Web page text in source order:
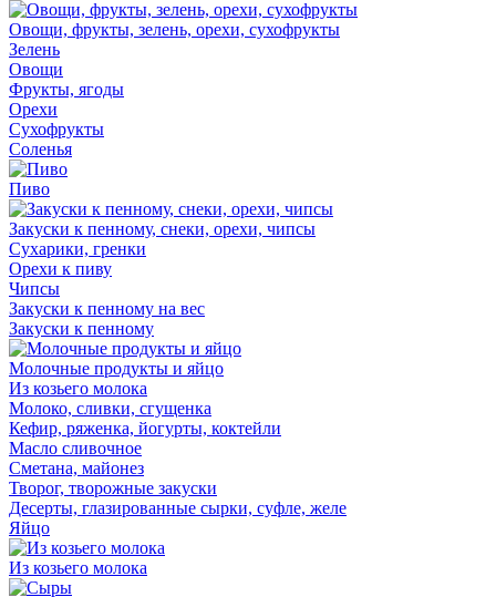
Овощи, фрукты, зелень, орехи, сухофрукты
Зелень
Овощи
Фрукты, ягоды
Орехи
Сухофрукты
Соленья
Пиво
Закуски к пенному, снеки, орехи, чипсы
Сухарики, гренки
Орехи к пиву
Чипсы
Закуски к пенному на вес
Закуски к пенному
Молочные продукты и яйцо
Из козьего молока
Молоко, сливки, сгущенка
Кефир, ряженка, йогурты, коктейли
Масло сливочное
Сметана, майонез
Творог, творожные закуски
Десерты, глазированные сырки, суфле, желе
Яйцо
Из козьего молока